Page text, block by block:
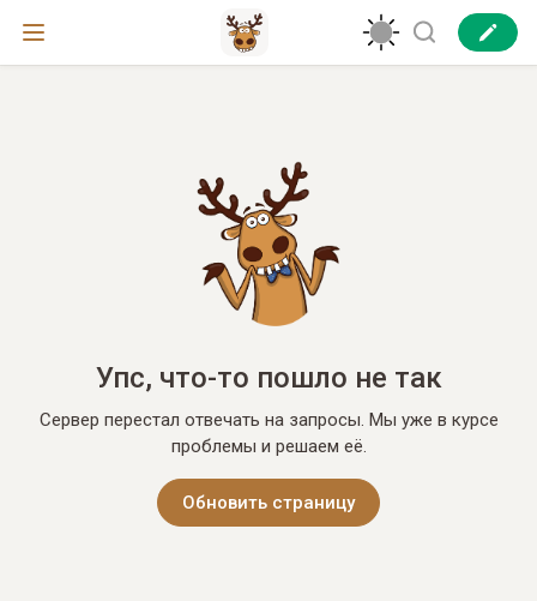
Упс, что-то пошло не так
Сервер перестал отвечать на запросы. Мы уже в курсе
проблемы и решаем её.
Обновить страницу